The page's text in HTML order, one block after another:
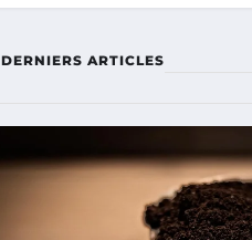
DERNIERS ARTICLES